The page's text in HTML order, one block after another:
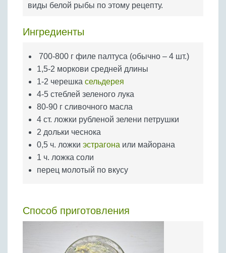
Бобовые
Крупы
виды белой рыбы по этому рецепту.
Ингредиенты
700-800 г филе палтуса (обычно – 4 шт.)
1,5-2 моркови средней длины
1-2 черешка сельдерея
4-5 стеблей зеленого лука
80-90 г сливочного масла
4 ст. ложки рубленой зелени петрушки
2 дольки чеснока
0,5 ч. ложки эстрагона или майорана
1 ч. ложка соли
перец молотый по вкусу
Способ приготовления